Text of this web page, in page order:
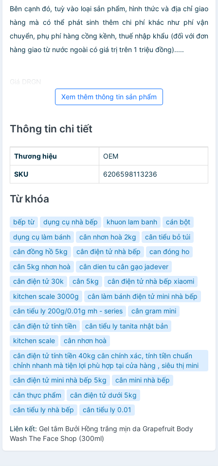
Bên cạnh đó, tuỳ vào loại sản phẩm, hình thức và địa chỉ giao
hàng mà có thể phát sinh thêm chi phí khác như phí vận
chuyển, phụ phí hàng cồng kềnh, thuế nhập khẩu (đối với đơn
hàng giao từ nước ngoài có giá trị trên 1 triệu đồng).....
Giá DRGN
Xem thêm thông tin sản phẩm
Thông tin chi tiết
Thương hiệu OEM
SKU 6206598113236
Từ khóa
bếp từ dụng cụ nhà bếp khuon lam banh
cán bột
dụng cụ làm bánh
cân nhơn hoà 2kg
cân tiểu bỏ túi
cân đồng hồ 5kg
cân điện tử nhà bếp
can đóng ho
cân 5kg nhơn hoà
cân dien tu cân gạo jadever
cân điện tử 30k
cân 5kg
cân điện tử nhà bếp xiaomi
kitchen scale 3000g
cân làm bánh điện tử mini nhà bếp
cân tiểu ly 200g/0.01g mh - series
cân gram mini
cân điện tử tính tiền
cân tiểu ly tanita nhật bản
kitchen scale
cân nhơn hoà
cân điện tử tính tiền 40kg cân chính xác, tính tiền chuẩn
chỉnh nhanh mà tiện lợi phù hợp tại cửa hàng , siêu thị mini
cân điện tử mini nhà bếp 5kg
cân mini nhà bếp
cân thực phẩm
cân điện tử dưới 5kg
cân tiểu ly nhà bếp
cân tiểu ly 0.01
Liên kết: Gel tắm Bưởi Hồng trắng mịn da Grapefruit Body
Wash The Face Shop (300ml)